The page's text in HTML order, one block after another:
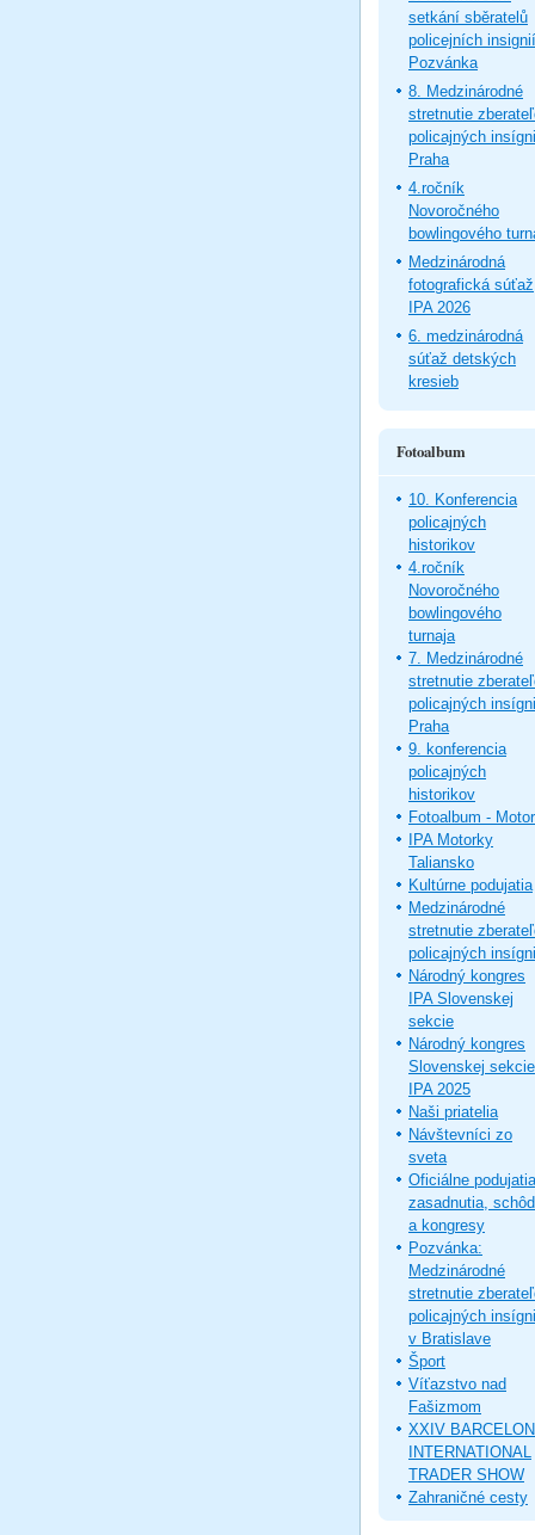
setkání sběratelů
policejních
Pozvánka
8. Medzinárodné
stretnutie
policajných
Praha
4.ročník
Novoročného
bowlingového
Medzinárodná
fotografická súťaž
IPA 2026
6. medzinárodná
súťaž detských
kresieb
Fotoalbum
10. Konferencia
policajných
historikov
4.ročník
Novoročného
bowlingového
turnaja
7. Medzinárodné
stretnutie
policajných
Praha
9. konferencia
policajných
historikov
Fotoalbum -
IPA Motorky
Taliansko
Kultúrne podujatia
Medzinárodné
stretnutie
policajných
Národný kongres
IPA Slovenskej
sekcie
Národný kongres
Slovenskej sekcie
IPA 2025
Naši priatelia
Návštevníci zo
sveta
Oficiálne
zasadnutia,
a kongresy
Pozvánka:
Medzinárodné
stretnutie
policajných
v Bratislave
Šport
Víťazstvo nad
Fašizmom
XXIV
INTERNATIONAL
TRADER SHOW
Zahraničné cesty